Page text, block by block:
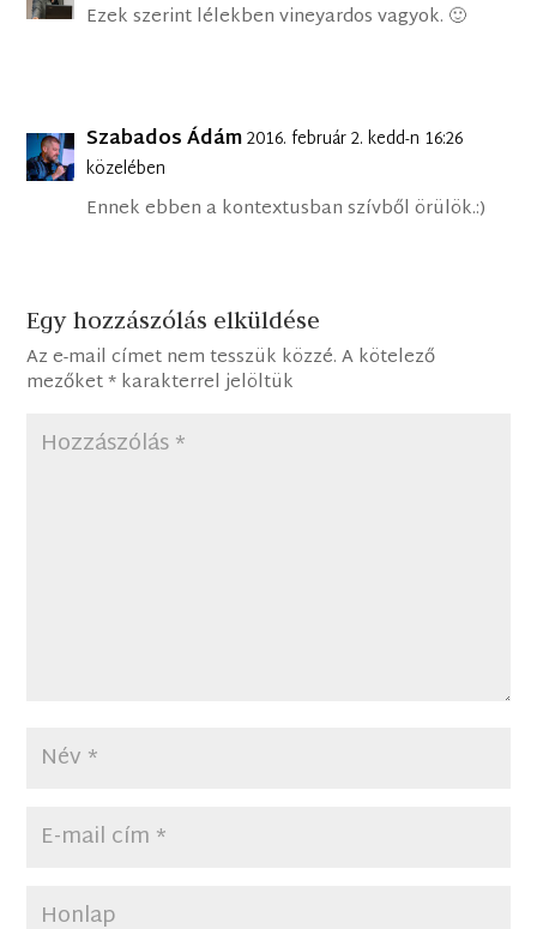
Ezek szerint lélekben vineyardos vagyok. 🙂
Szabados Ádám2016. február 2. kedd-n 16:26
közelében
Ennek ebben a kontextusban szívből örülök.:)
Egy hozzászólás elküldése
Az e-mail címet nem tesszük közzé. A kötelező
mezőket*karakterrel jelöltük